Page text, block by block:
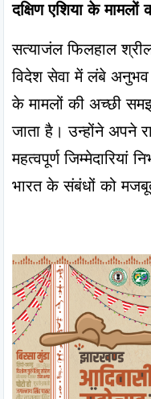
दक्षिण एशिया के
सत्याजंल फिलहाल
विदेश सेवा में लंबे अनुभव
के मामलों की अच्छी
जाता है। उन्होंने अपने
महत्वपूर्ण जिम्मेदारियां
भारत के संबंधों को